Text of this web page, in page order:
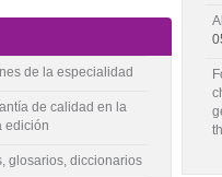
de la especialidad
de calidad en la
edición
glosarios, diccionarios